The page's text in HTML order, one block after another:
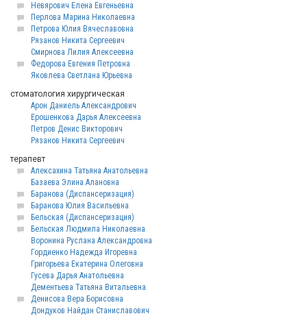
Невярович Елена Евгеньевна
Перлова Марина Николаевна
Петрова Юлия Вячеславовна
Рязанов Никита Сергеевич
Смирнова Лилия Алексеевна
Федорова Евгения Петровна
Яковлева Светлана Юрьевна
стоматология хирургическая
Арон Даниель Александрович
Ерошенкова Дарья Алексеевна
Петров Денис Викторович
Рязанов Никита Сергеевич
терапевт
Алексахина Татьяна Анатольевна
Базаева Элина Алановна
Баранова (Диспансеризация)
Баранова Юлия Васильевна
Бельская (Диспансеризация)
Бельская Людмила Николаевна
Воронина Руслана Александровна
Гордиенко Надежда Игоревна
Григорьева Екатерина Олеговна
Гусева Дарья Анатольевна
Дементьева Татьяна Витальевна
Денисова Вера Борисовна
Дондуков Найдан Станиславович